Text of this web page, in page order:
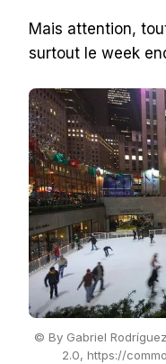
Mais attention,
surtout le week
© By Gabriel
2.0, https://